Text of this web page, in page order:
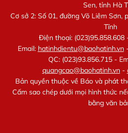
Sen, tỉnh Hà
Cơ sở 2: Số 01, đường Võ Liêm Sơn,
Tĩnh
Điện thoại: (023)95.858.608
Email: hatinhdientu@baohatinh.vn-
QC: (023)93.856.715 -
quangcao@baohatinh.vn-
Bản quyền thuộc về Báo và phát
Cấm sao chép dưới mọi hình thức
bằng văn